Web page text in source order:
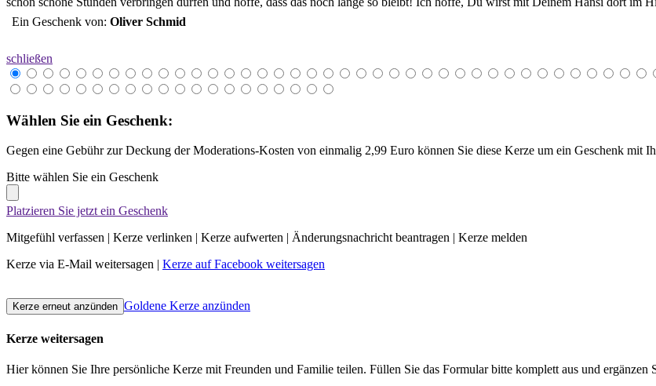
Ein Geschenk von: Oliver Schmid
schließen
Wählen Sie ein Geschenk:
Gegen eine Gebühr zur Deckung der Moderations-Kosten von einmalig 2,99 Euro können Sie diese Kerze um ein Geschenk mit
Bitte wählen Sie ein Geschenk
Platzieren Sie jetzt ein Geschenk
Mitgefühl verfassen
Kerze verlinken Kerze aufwerten Änderungsnachricht beantragen
Kerze melden
Kerze via E-Mail weitersagen
Kerze auf Facebook weitersagen
Goldene Kerze anzünden
Kerze weitersagen
Hier können Sie Ihre persönliche Kerze mit Freunden und Familie teilen. Füllen Sie das Formular bitte komplett aus und